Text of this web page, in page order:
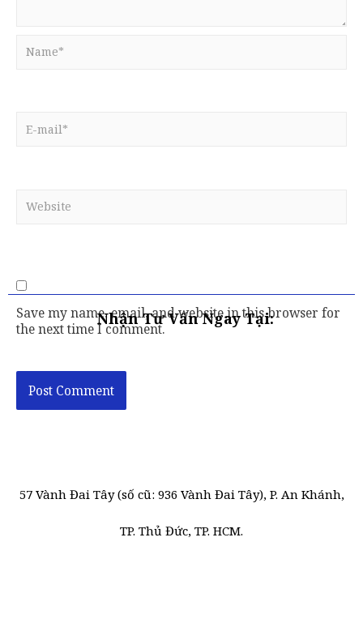
Save my name, email, and website in this browser for
the next time I comment.
Nhận Tư Vấn Ngay Tại:
57 Vành Đai Tây (số cũ: 936 Vành Đai Tây), P. An Khánh,
TP. Thủ Đức, TP. HCM.